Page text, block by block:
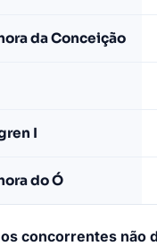
da Conceição
I
do Ó
concorrentes não